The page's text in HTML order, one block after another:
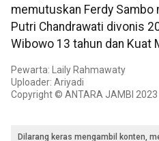
memutuskan Ferdy Sambo
Putri Chandrawati divonis
Wibowo 13 tahun dan Kuat
Pewarta: Laily Rahmawaty
Uploader: Ariyadi
Copyright © ANTARA JAMBI 2023
Dilarang keras mengambil konten,